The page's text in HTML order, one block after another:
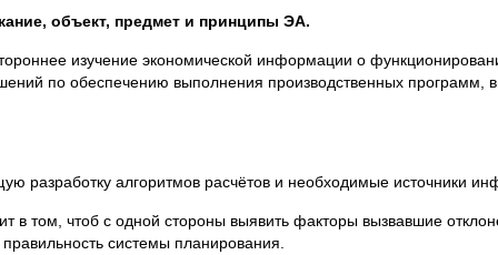
объект, предмет и принципы ЭА.
изучение экономической информации о
по обеспечению выполнения производственных программ,
разработку алгоритмов расчётов и необходимые источники
в том, чтоб с одной стороны выявить факторы вызвавшие
системы планирования.